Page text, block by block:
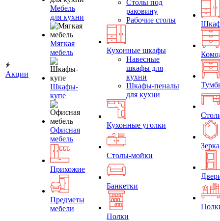
Акции
Мебель
для кухни
Мягкая
мебель
Шкафы-
купе
Офисная
мебель
Прихожие
Предметы
мебели
Столы под
раковину
Рабочие столы
Кухонные шкафы
Навесные
шкафы для
кухни
Шкафы-пеналы
для кухни
Кухонные уголки
Столы-мойки
Банкетки
Полки